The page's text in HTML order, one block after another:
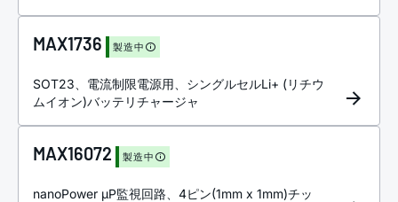
MAX1736 製造中
SOT23、電流制限電源用、シングルセルLi+ (リチウ
ムイオン)バッテリチャージャ
MAX16072 製造中
nanoPower µP監視回路、4ピン(1mm x 1mm)チッ